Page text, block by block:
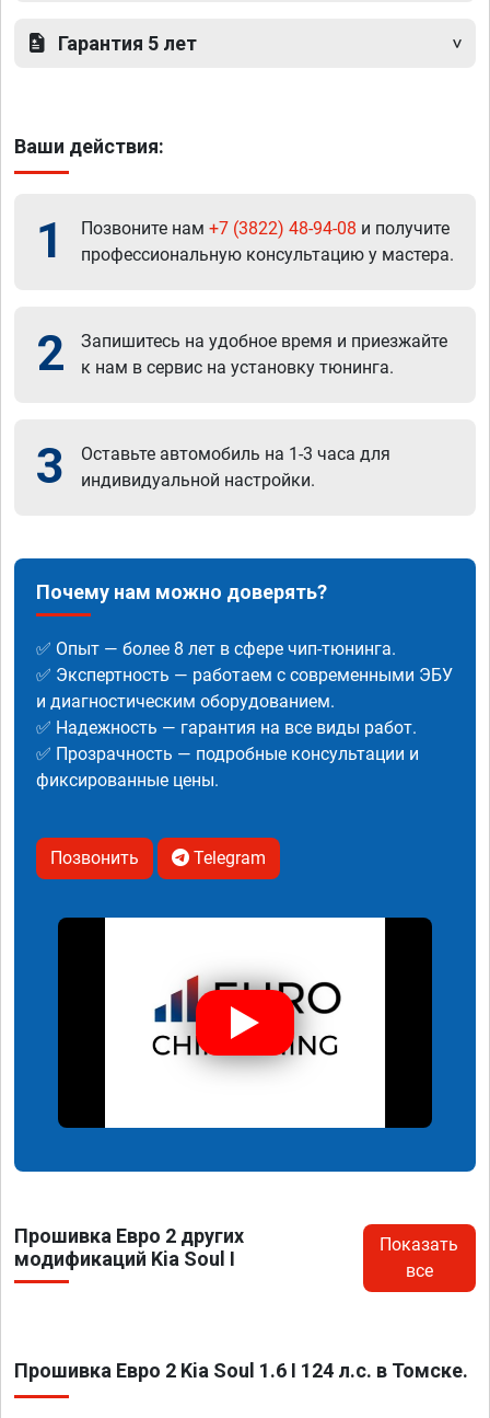
Гарантия 5 лет
Ваши действия:
1 Позвоните нам +7 (3822) 48-94-08 и получите
профессиональную консультацию у мастера.
2
Запишитесь на удобное время и приезжайте
к нам в сервис на установку тюнинга.
3
Оставьте автомобиль на 1-3 часа для
индивидуальной настройки.
Почему нам можно доверять?
✅ Опыт — более 8 лет в сфере чип-тюнинга.
✅ Экспертность — работаем с современными ЭБУ
и диагностическим оборудованием.
✅ Надежность — гарантия на все виды работ.
✅ Прозрачность — подробные консультации и
фиксированные цены.
Позвонить Telegram
Прошивка Евро 2 других
модификаций Kia Soul I
Показать
все
Прошивка Евро 2 Kia Soul 1.6 I 124 л.с. в Томске.